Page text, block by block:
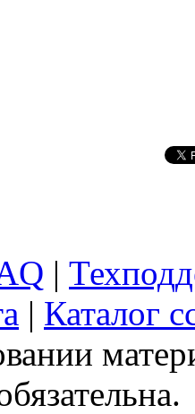
|
| Каталог